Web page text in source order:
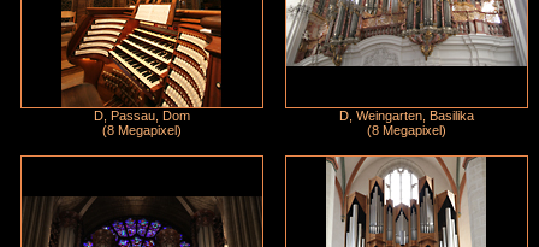
D, Passau, Dom
(8 Megapixel)
D, Weingarten, Basilika
(8 Megapixel)